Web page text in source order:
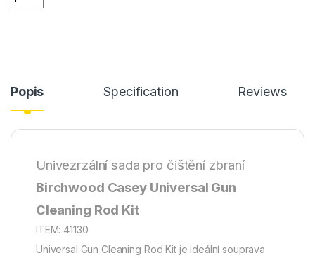
Popis Specification Reviews
Univezrzální sada pro čištění zbraní
Birchwood Casey Universal Gun
Cleaning Rod Kit
ITEM: 41130
Universal Gun Cleaning Rod Kit je ideální souprava